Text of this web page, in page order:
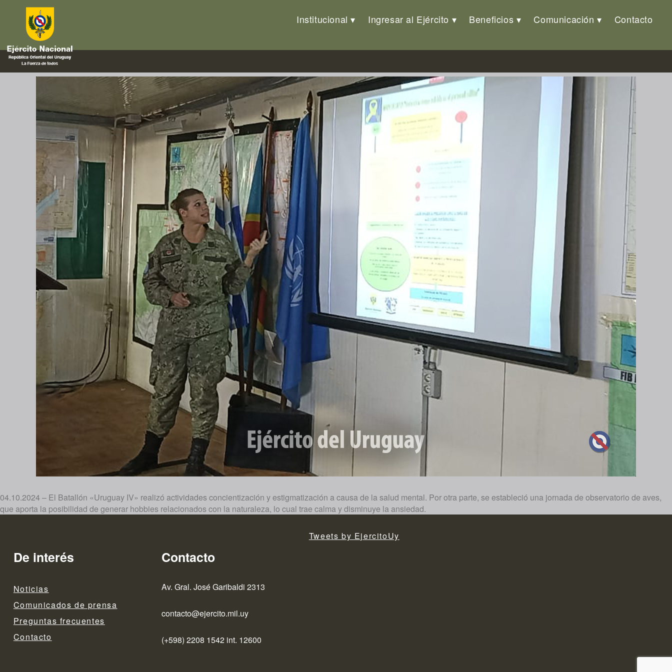
Institucional Ingresar al Ejército Beneficios Comunicación Contacto
estres
Actividades de salud mental en la RDC
04.10.2024 – El Batallón «Uruguay IV» realizó actividades concientización y estigmatización a causa de la salud mental. Por otra parte, se estableció una jornada de observatorio de aves,
que aporta la posibilidad de generar hobbies relacionados con la naturaleza, lo cual trae calma y disminuye la ansiedad.
De interés
Noticias
Comunicados de prensa
Preguntas frecuentes
Contacto
Contacto
Av. Gral. José Garibaldi 2313
contacto@ejercito.mil.uy
(+598) 2208 1542 int. 12600
Tweets by EjercitoUy